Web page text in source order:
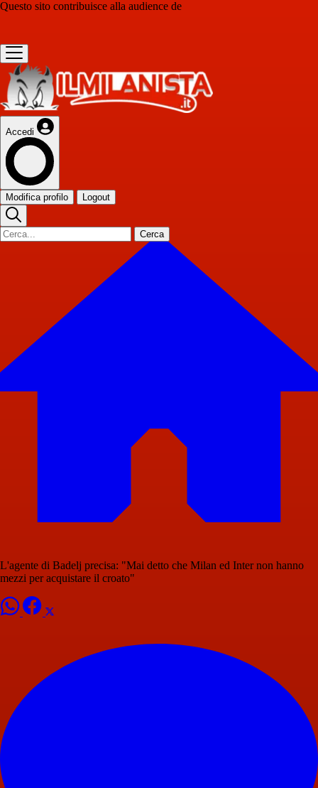
Questo sito contribuisce alla audience de
Accedi
Modifica profilo Logout
Cerca
L'agente di Badelj precisa: "Mai detto che Milan ed Inter non hanno
mezzi per acquistare il croato"